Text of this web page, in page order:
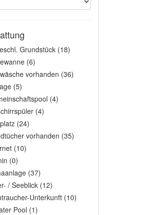
Grundstück (18)
(6)
vorhanden (36)
(5)
(4)
(4)
(24)
vorhanden (35)
(10)
(0)
(37)
/ Seeblick (12)
Unterkunft (10)
Pool (1)